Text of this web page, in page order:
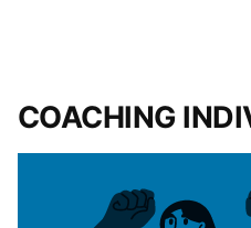
COACHING